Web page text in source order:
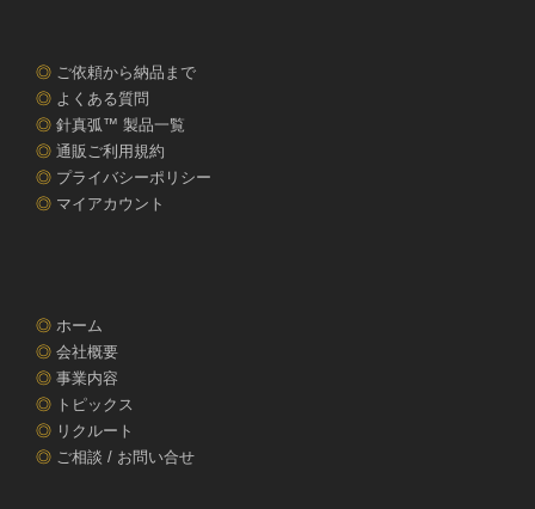
◎ ご依頼から納品まで
◎ よくある質問
◎ 針真弧™ 製品一覧
◎ 通販ご利用規約
◎ プライバシーポリシー
◎ マイアカウント
◎ ホーム
◎ 会社概要
◎ 事業内容
◎ トピックス
◎ リクルート
◎ ご相談 / お問い合せ